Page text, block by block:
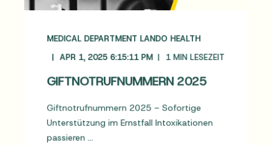
MEDICAL DEPARTMENT LANDO HEALTH
APR 1, 2025 6:15:11 PM 1MIN LESEZEIT
GIFTNOTRUFNUMMERN 2025
Giftnotrufnummern 2025 – Sofortige
Unterstützung im Ernstfall Intoxikationen
passieren ...